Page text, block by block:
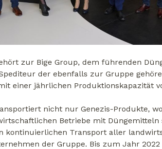
zur Bige Group, dem führenden
der ebenfalls zur Gruppe
einer jährlichen Produktionskapazität
nicht nur Genezis-Produkte,
Betriebe mit Düngemitteln
kontinuierlichen Transport aller
der Gruppe. Bis zum Jahr